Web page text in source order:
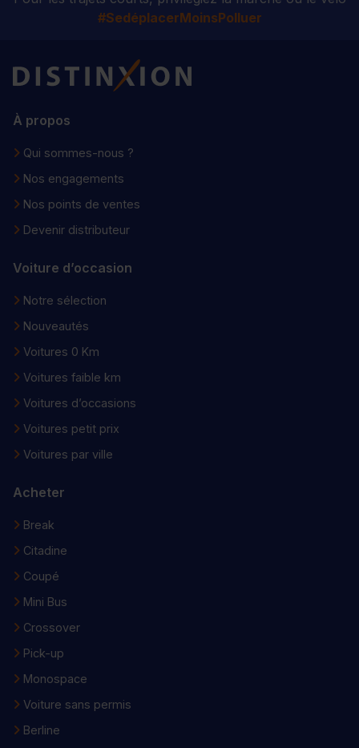
#SedéplacerMoinsPolluer
Distinxion
À propos
Qui sommes-nous ?
Nos engagements
Nos points de ventes
Devenir distributeur
Voiture d’occasion
Notre sélection
Nouveautés
Voitures 0 Km
Voitures faible km
Voitures d’occasions
Voitures petit prix
Voitures par ville
Acheter
Break
Citadine
Coupé
Mini Bus
Crossover
Pick-up
Monospace
Voiture sans permis
Berline